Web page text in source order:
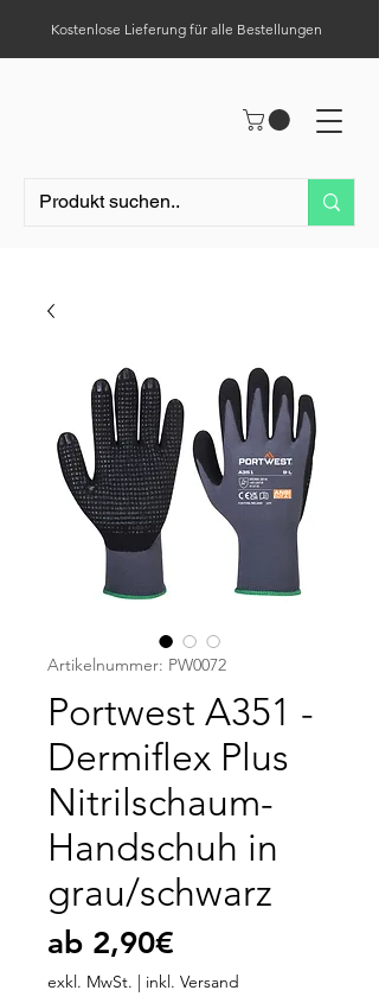
Kostenlose Lieferung für alle Bestellungen
Artikelnummer: PW0072
Portwest A351 -
Dermiflex Plus
Nitrilschaum-
Handschuh in
grau/schwarz
ab 2,90€
Preis
exkl. MwSt. | inkl. Versand